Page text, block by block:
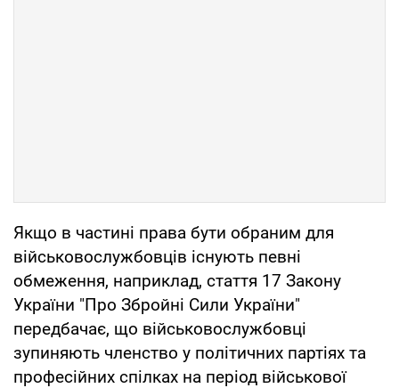
Якщо в частині права бути обраним для
військовослужбовців існують певні
обмеження, наприклад, стаття 17 Закону
України "Про Збройні Сили України"
передбачає, що військовослужбовці
зупиняють членство у політичних партіях та
професійних спілках на період військової